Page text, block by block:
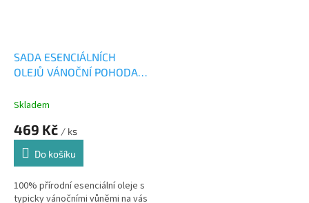
SADA ESENCIÁLNÍCH
OLEJŮ VÁNOČNÍ POHODA
Skladem
469 Kč / ks
Do košíku
100% přírodní esenciální oleje s
typicky vánočními vůněmi na vás